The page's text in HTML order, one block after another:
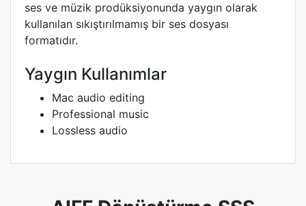
ses ve müzik prodüksiyonunda yaygın olarak
kullanılan sıkıştırılmamış bir ses dosyası
formatıdır.
Yaygın Kullanımlar
Mac audio editing
Professional music
Lossless audio